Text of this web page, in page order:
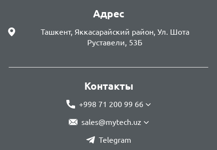
Адрес
Ташкент, Яккасарайский район, Ул. Шота
Руставели, 53Б
Контакты
+998 71 200 99 66
sales@mytech.uz
Telegram